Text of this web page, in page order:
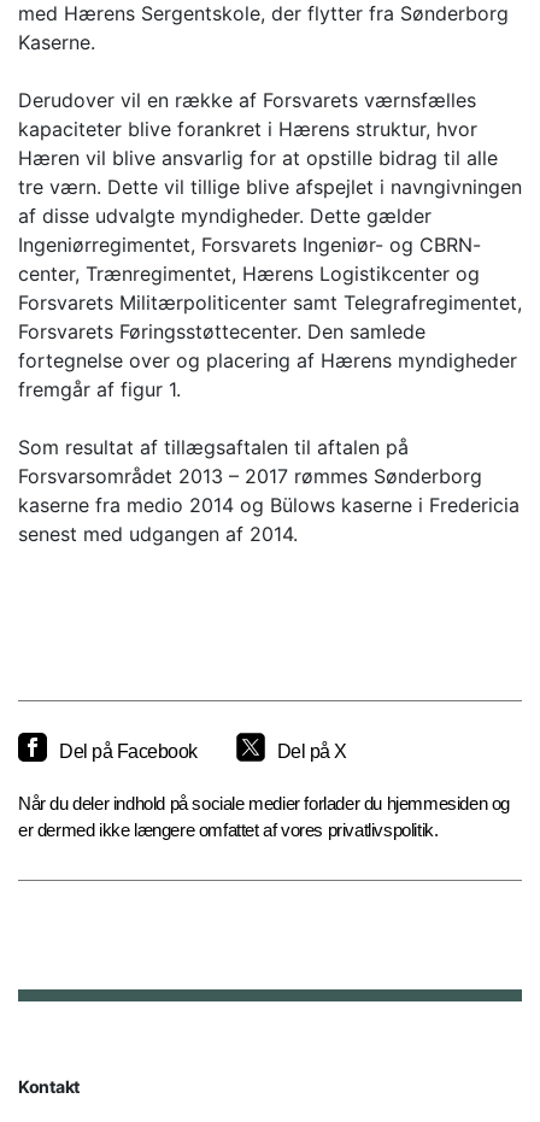
med Hærens Sergentskole, der flytter fra Sønderborg
Kaserne.
Derudover vil en række af Forsvarets værnsfælles
kapaciteter blive forankret i Hærens struktur, hvor
Hæren vil blive ansvarlig for at opstille bidrag til alle
tre værn. Dette vil tillige blive afspejlet i navngivningen
af disse udvalgte myndigheder. Dette gælder
Ingeniørregimentet, Forsvarets Ingeniør- og CBRN-
center, Trænregimentet, Hærens Logistikcenter og
Forsvarets Militærpoliticenter samt Telegrafregimentet,
Forsvarets Føringsstøttecenter. Den samlede
fortegnelse over og placering af Hærens myndigheder
fremgår af figur 1.
Som resultat af tillægsaftalen til aftalen på
Forsvarsområdet 2013 – 2017 rømmes Sønderborg
kaserne fra medio 2014 og Bülows kaserne i Fredericia
senest med udgangen af 2014.
Del på Facebook Del på X
Når du deler indhold på sociale medier forlader du hjemmesiden og
er dermed ikke længere omfattet af vores privatlivspolitik.
Kontakt